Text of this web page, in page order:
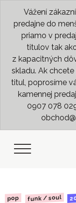
Vážení
predajne do
priamo v
titulov tak
z kapacitných
skladu. Ak
titul, poprosíme
kamennej
0907 078
pop funk / soul